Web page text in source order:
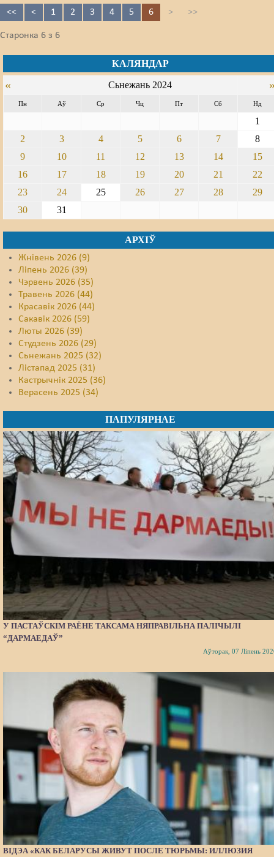
<< < 1 2 3 4 5 6 > >>
Старонка 6 з 6
КАЛЯНДАР
« Сьнежань 2024
Пн Аў Ср Чц Пт Сб Нд
1
2
3 4 5 6 7
8
9
10 11 12 13 14
15
16
17 18 19 20 21
22
23
24 25 26 27 28
29
30
31
АРХІЎ
Жнівень 2026 (9)
Ліпень 2026 (39)
Чэрвень 2026 (35)
Травень 2026 (44)
Красавік 2026 (44)
Сакавік 2026 (59)
Люты 2026 (39)
Студзень 2026 (29)
Сьнежань 2025 (32)
Лістапад 2025 (31)
Кастрычнік 2025 (36)
Верасень 2025 (34)
ПАПУЛЯРНАЕ
У ПАСТАЎСКІМ РАЁНЕ ТАКСАМА НЯПРАВІЛЬНА ПАЛІЧЫЛІ
“ДАРМАЕДАЎ”
Аўторак, 07 Ліпень
ВІДЭА «КАК БЕЛАРУСЫ ЖИВУТ ПОСЛЕ ТЮРЬМЫ: ИЛЛЮЗИЯ